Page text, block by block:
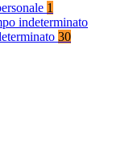
1
indeterminato
30